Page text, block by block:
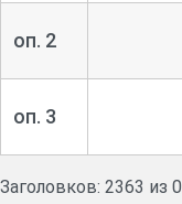
оп. 2
оп. 3
Заголовков: 2363 из 0